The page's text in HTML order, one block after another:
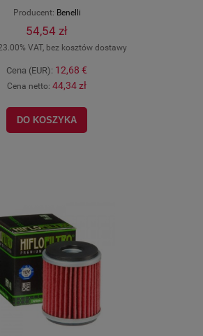
Producent: Benelli
54,54 zł
VAT, bez kosztów dostawy
Cena (EUR): 12,68 €
Cena netto: 44,34 zł
DO KOSZYKA